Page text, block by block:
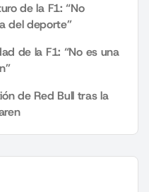
de la F1: “No
del deporte”
de la F1: “No es una
de Red Bull tras la